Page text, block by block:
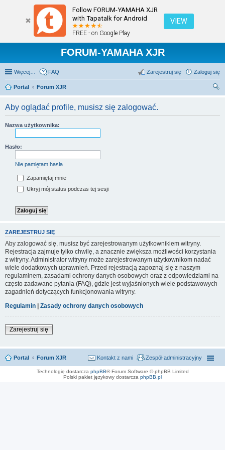
Follow FORUM-YAMAHA XJR
with Tapatalk for Android
FREE - on Google Play
VIEW
FORUM-YAMAHA XJR
Więcej… FAQ Zaloguj się
Zarejestruj się
Portal
Forum XJR
Aby oglądać profile, musisz się zalogować.
Nazwa użytkownika:
Hasło:
Nie pamiętam hasła
Zapamiętaj mnie
Ukryj mój status podczas tej sesji
ZAREJESTRUJ SIĘ
Aby zalogować się, musisz być zarejestrowanym użytkownikiem witryny.
Rejestracja zajmuje tylko chwilę, a znacznie zwiększa możliwości korzystania
z witryny. Administrator witryny może zarejestrowanym użytkownikom nadać
wiele dodatkowych uprawnień. Przed rejestracją zapoznaj się z naszym
regulaminem, zasadami ochrony danych osobowych oraz z odpowiedziami na
często zadawane pytania (FAQ), gdzie jest wyjaśnionych wiele podstawowych
zagadnień dotyczących funkcjonowania witryny.
Regulamin
Zasady ochrony danych osobowych
Zarejestruj się
Portal Forum XJR Zespół administracyjny
Kontakt z nami
Technologię dostarcza phpBB® Forum Software © phpBB Limited
Polski pakiet językowy dostarcza phpBB.pl